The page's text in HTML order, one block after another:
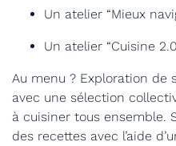
Un atelier “Mieux
Un atelier “Cuisine
Au menu ? Exploration de
avec une sélection
à cuisiner tous ensemble.
des recettes avec l’aide